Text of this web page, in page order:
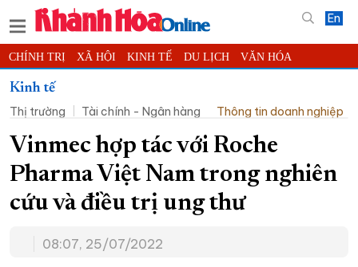
En
CHÍNH TRỊ XÃ HỘI KINH TẾ DU LỊCH VĂN HÓA
THỂ THAO
KHOA HỌC - CÔNG NGHỆ PHÁP LUẬT BẠN ĐỌC PHÓNG SỰ
THẾ GIỚI MULTIMEDIA VIDEO ĐỌC BÁO ONLINE
PODCAST THÔNG TIN - QUẢNG CÁO
QUY HOẠCH TỈNH KHÁNH HÒA
CHUNG TAY CẢI CÁCH HÀNH CHÍNH
Kinh tế
Thị trường
Tài chính - Ngân hàng Thông tin doanh nghiệp
Vinmec hợp tác với Roche
Pharma Việt Nam trong nghiên
cứu và điều trị ung thư
08:07, 25/07/2022